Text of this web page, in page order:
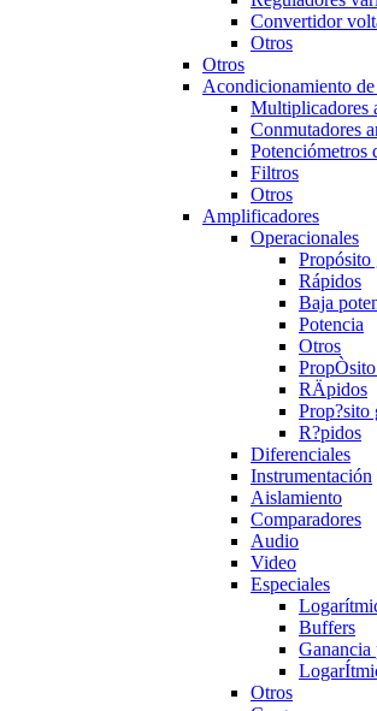
Convertidor
Otros
Otros
Acondicionamiento de
Multiplicadores
Conmutadores
Potenciómetros
Filtros
Otros
Amplificadores
Operacionales
Propósito
Rápidos
Baja
Potencia
Otros
RÄpidos
Prop?sito
R?pidos
Diferenciales
Instrumentación
Aislamiento
Comparadores
Audio
Video
Especiales
Buffers
Otros